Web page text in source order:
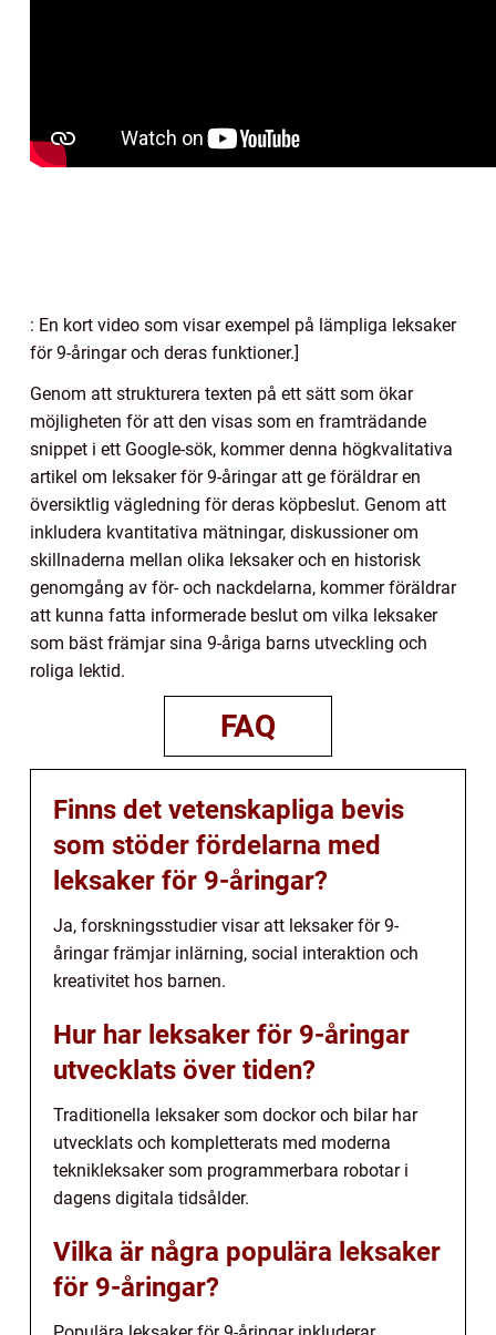
: En kort video som visar exempel på lämpliga leksaker
för 9-åringar och deras funktioner.]
Genom att strukturera texten på ett sätt som ökar
möjligheten för att den visas som en framträdande
snippet i ett Google-sök, kommer denna högkvalitativa
artikel om leksaker för 9-åringar att ge föräldrar en
översiktlig vägledning för deras köpbeslut. Genom att
inkludera kvantitativa mätningar, diskussioner om
skillnaderna mellan olika leksaker och en historisk
genomgång av för- och nackdelarna, kommer föräldrar
att kunna fatta informerade beslut om vilka leksaker
som bäst främjar sina 9-åriga barns utveckling och
roliga lektid.
FAQ
Finns det vetenskapliga bevis
som stöder fördelarna med
leksaker för 9-åringar?
Ja, forskningsstudier visar att leksaker för 9-
åringar främjar inlärning, social interaktion och
kreativitet hos barnen.
Hur har leksaker för 9-åringar
utvecklats över tiden?
Traditionella leksaker som dockor och bilar har
utvecklats och kompletterats med moderna
teknikleksaker som programmerbara robotar i
dagens digitala tidsålder.
Vilka är några populära leksaker
för 9-åringar?